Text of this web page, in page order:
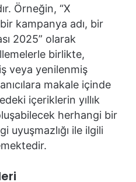
Örneğin, “X
kampanya adı, bir
2025” olarak
birlikte,
veya yenilenmiş
makale içinde
içeriklerin yıllık
herhangi bir
uyuşmazlığı ile ilgili